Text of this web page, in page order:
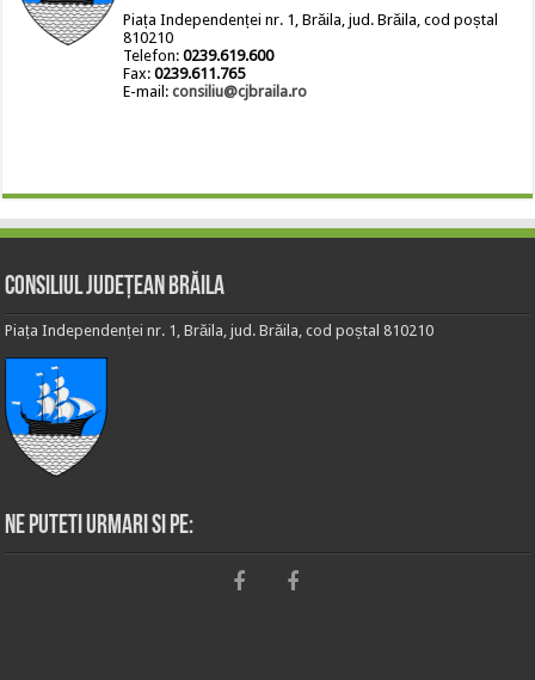
Piața Independenței nr. 1, Brăila, jud. Brăila, cod poștal
810210
Telefon:0239.619.600
Fax:0239.611.765
E-mail:consiliu@cjbraila.ro
Consiliul Județean Brăila
Piața Independenței nr. 1, Brăila, jud. Brăila, cod poștal 810210
Ne puteti urmari si pe: